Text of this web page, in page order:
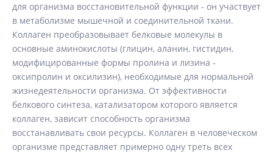
для организма восстановительной функции - он участвует
в метаболизме мышечной и соединительной ткани.
Коллаген преобразовывает белковые молекулы в
основные аминокислоты (глицин, аланин, гистидин,
модифицированные формы пролина и лизина -
оксипролин и оксилизин), необходимые для нормальной
жизнедеятельности организма. От эффективности
белкового синтеза, катализатором которого является
коллаген, зависит способность организма
восстанавливать свои ресурсы. Коллаген в человеческом
организме представляет примерно одну треть всех